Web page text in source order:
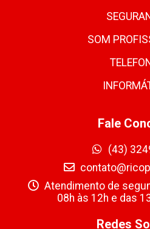
SOM
Fale
(43)
Atendimento de
08h às 12h e das
Redes